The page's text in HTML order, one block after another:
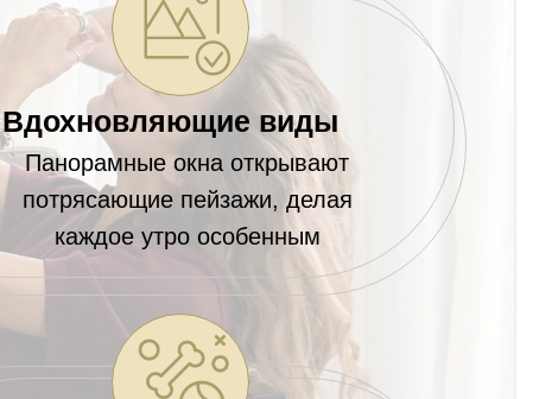
Панорамные окна открывают
потрясающие пейзажи, делая
каждое утро особенным
Вдохновляющие виды